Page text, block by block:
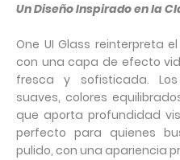
Un Diseño Inspirado en la
One UI Glass reinterpreta
con una capa de efecto
fresca y sofisticada.
suaves, colores
que aporta profundidad
perfecto para quienes
pulido, con una apariencia